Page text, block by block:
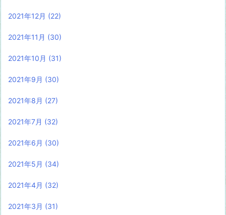
2021年12月 (22)
2021年11月 (30)
2021年10月 (31)
2021年9月 (30)
2021年8月 (27)
2021年7月 (32)
2021年6月 (30)
2021年5月 (34)
2021年4月 (32)
2021年3月 (31)